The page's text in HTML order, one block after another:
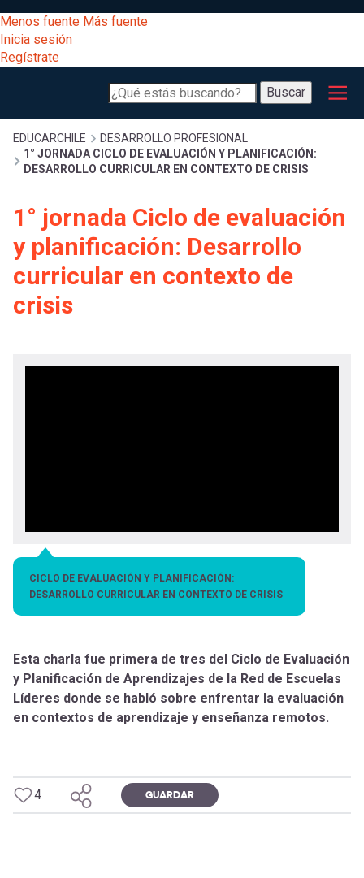
al
contenido
principal
[Educarchile
Escritorio]
Menú
entrar
a
mi
cuenta
Menos fuente Más fuente
Inicia sesión
Regístrate
Buscar
Buscar
Menú
principal
Desarrollo
Oferta
formativa
Descubre
cursos en
otras
plataformas
Inspírate
y sigue
Orientación
Gestión
curricular
Expand
Expand
Exploración
Regístrate
Sobrescribir
enlaces
de
ayuda
EDUCARCHILE
DESARROLLO PROFESIONAL
1° JORNADA CICLO DE EVALUACIÓN Y PLANIFICACIÓN:
DESARROLLO CURRICULAR EN CONTEXTO DE CRISIS
1° jornada Ciclo de evaluación
y planificación: Desarrollo
curricular en contexto de
crisis
CICLO DE EVALUACIÓN Y PLANIFICACIÓN:
DESARROLLO CURRICULAR EN CONTEXTO DE CRISIS
Esta charla fue primera de tres del Ciclo de Evaluación
y Planificación de Aprendizajes de la Red de Escuelas
Líderes donde se habló sobre enfrentar la evaluación
en contextos de aprendizaje y enseñanza remotos.
4 GUARDAR
registrarte.
Inicia sesión.